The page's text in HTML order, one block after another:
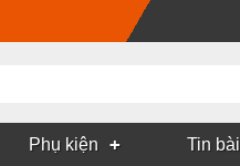
Phụ kiện Tin bài